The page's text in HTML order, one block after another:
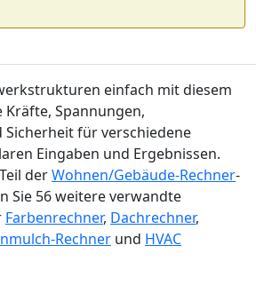
einfach mit diesem
Kräfte, Spannungen,
für verschiedene
Eingaben und Ergebnissen.
derWohnen/Gebäude-Rechner-
Sie 56 weitere verwandte
Farbenrechner, Dachrechner,
Rechner und HVAC